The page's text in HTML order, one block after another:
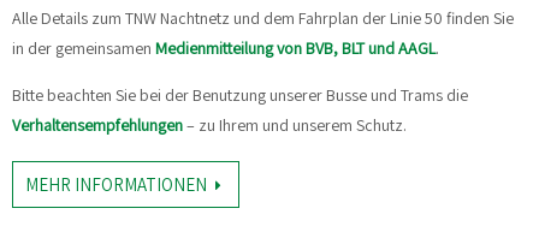
Alle Details zum TNW Nachtnetz und dem Fahrplan der Linie 50 finden Sie
in der gemeinsamen Medienmitteilung von BVB, BLT und AAGL.
Bitte beachten Sie bei der Benutzung unserer Busse und Trams die
Verhaltensempfehlungen– zu Ihrem und unserem Schutz.
MEHR INFORMATIONEN